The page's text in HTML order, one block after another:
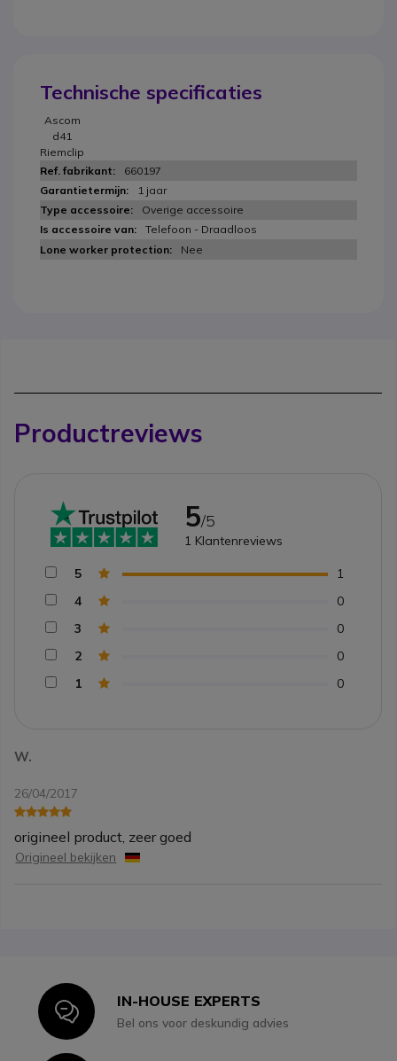
Technische specificaties
Ascom
d41
Riemclip
660197
1 jaar
Overige accessoire
Telefoon - Draadloos
Nee
Productreviews
W.
26/04/2017
origineel product, zeer goed
Origineel bekijken
5/5
1 Klantenreviews
5
1
4
0
3
0
2
0
1
0
IconIN-HOUSE EXPERTS
Bel ons voor deskundig advies